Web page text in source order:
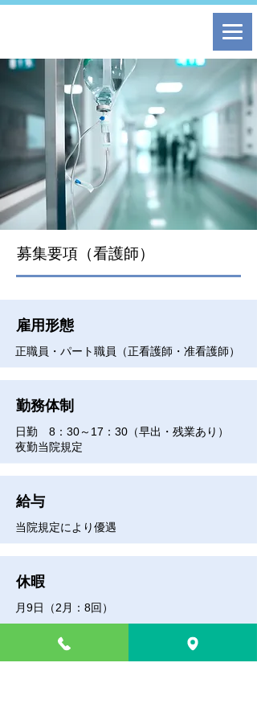
募集要項（看護師）
雇用形態
正職員・パート職員（正看護師・准看護師）
​勤務体制
日勤 8：30～17：30（早出・残業あり）
夜勤当院規定
給与
当院規定により優遇
休暇
月9日（2月：8回）
優遇